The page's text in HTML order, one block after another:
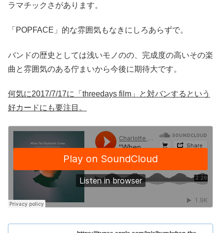
ラマチックさがあります。
「POPFACE」的な雰囲気もなきにしろあらずで。
バンドの歴史としては浅いモノのの、完成度の高いその楽
曲と雰囲気のある佇まいから今後に期待大です。
何気に2017/7/17に「threedays film」と対バンするという
好カードにも要注目。